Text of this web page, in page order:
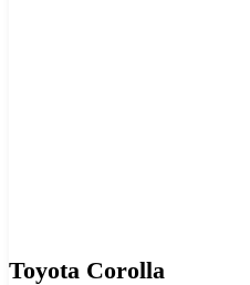
Toyota Corolla